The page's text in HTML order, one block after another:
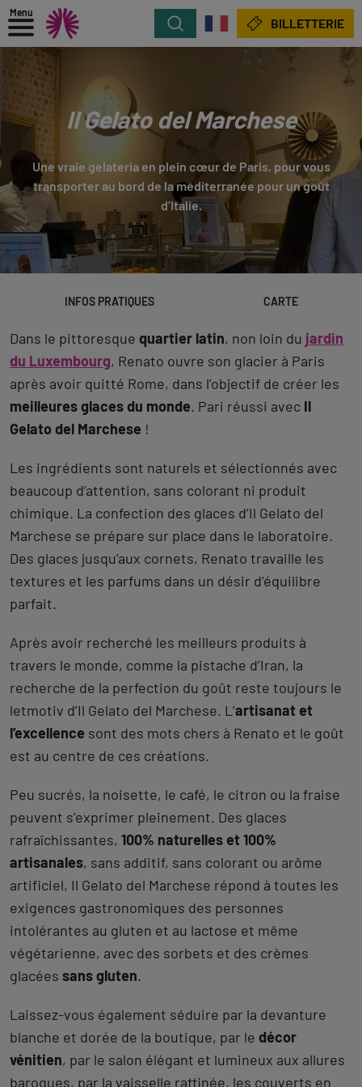
Menu
Rechercher BILLETTERIE
Il Gelato del Marchese
Une vraie gelateria en plein cœur de Paris, pour vous
transporter au bord de la méditerranée pour un goût
d’Italie.
INFOS PRATIQUES CARTE
Dans le pittoresque quartier latin, non loin du jardin
du Luxembourg, Renato ouvre son glacier à Paris
après avoir quitté Rome, dans l’objectif de créer les
meilleures glaces du monde. Pari réussi avec Il
Gelato del Marchese !
Les ingrédients sont naturels et sélectionnés avec
beaucoup d’attention, sans colorant ni produit
chimique. La confection des glaces d’Il Gelato del
Marchese se prépare sur place dans le laboratoire.
Des glaces jusqu’aux cornets, Renato travaille les
textures et les parfums dans un désir d’équilibre
parfait.
Après avoir recherché les meilleurs produits à
travers le monde, comme la pistache d’Iran, la
recherche de la perfection du goût reste toujours le
letmotiv d’Il Gelato del Marchese. L’artisanat et
l’excellence sont des mots chers à Renato et le goût
est au centre de ces créations.
Peu sucrés, la noisette, le café, le citron ou la fraise
peuvent s’exprimer pleinement. Des glaces
rafraîchissantes, 100% naturelles et 100%
artisanales, sans additif, sans colorant ou arôme
artificiel, Il Gelato del Marchese répond à toutes les
exigences gastronomiques des personnes
intolérantes au gluten et au lactose et même
végétarienne, avec des sorbets et des crèmes
glacées sans gluten.
Laissez-vous également séduire par la devanture
blanche et dorée de la boutique, par le décor
vénitien, par le salon élégant et lumineux aux allures
baroques, par la vaisselle raffinée, les couverts en